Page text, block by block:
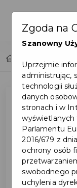
Zgoda na
Szanowny
Uprzejmie
administrując,
technologii
danych
stronach i w
wyświetlanych
Parlamentu
2016/679 z
ochrony osób
swobodnego
uchylenia